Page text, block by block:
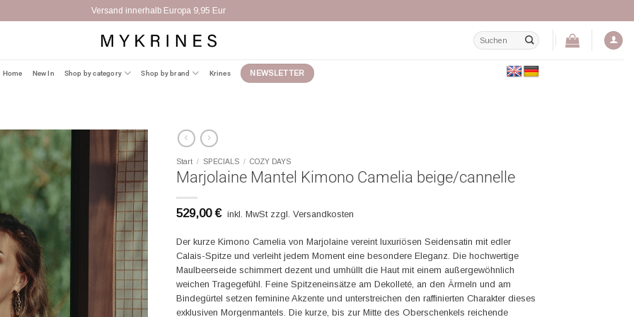
Versand innerhalb Europa 9,95 Eur
Suchen
nach:
Home New In Shop by category Shop by brand Krines NEWSLETTER
Start / SPECIALS / COZY DAYS
Marjolaine Mantel Kimono Camelia beige/cannelle
529,00€ inkl. MwSt zzgl. Versandkosten
Der kurze Kimono Camelia von Marjolaine vereint luxuriösen Seidensatin mit edler
Calais-Spitze und verleiht jedem Moment eine besondere Eleganz. Die hochwertige
Maulbeerseide schimmert dezent und umhüllt die Haut mit einem außergewöhnlich
weichen Tragegefühl. Feine Spitzeneinsätze am Dekolleté, an den Ärmeln und am
Bindegürtel setzen feminine Akzente und unterstreichen den raffinierten Charakter dieses
exklusiven Morgenmantels. Die kurze, bis zur Mitte des Oberschenkels reichende